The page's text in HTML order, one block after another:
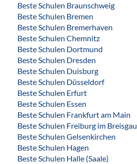
Beste Schulen Braunschweig
Beste Schulen Bremen
Beste Schulen Bremerhaven
Beste Schulen Chemnitz
Beste Schulen Dortmund
Beste Schulen Dresden
Beste Schulen Duisburg
Beste Schulen Düsseldorf
Beste Schulen Erfurt
Beste Schulen Essen
Beste Schulen Frankfurt am Main
Beste Schulen Freiburg im Breisgau
Beste Schulen Gelsenkirchen
Beste Schulen Hagen
Beste Schulen Halle (Saale)